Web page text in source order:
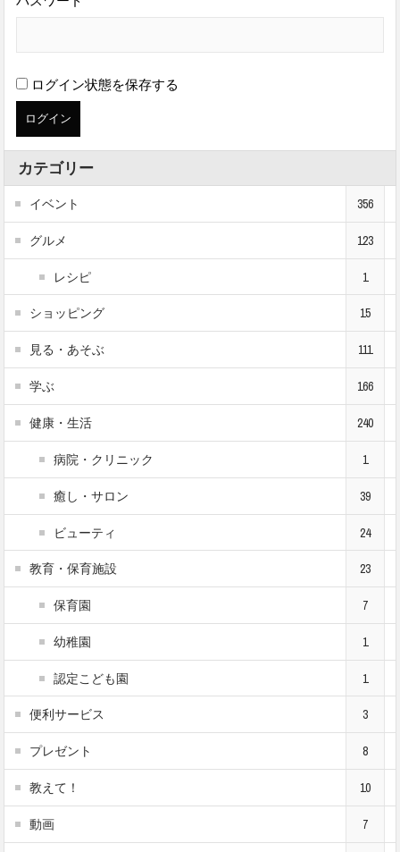
ログイン状態を保存する
カテゴリー
イベント 356
グルメ 123
レシピ 1
ショッピング 15
見る・あそぶ 111
学ぶ 166
健康・生活 240
病院・クリニック 1
癒し・サロン 39
ビューティ 24
教育・保育施設 23
保育園 7
幼稚園 1
認定こども園 1
便利サービス 3
プレゼント 8
教えて！ 10
動画 7